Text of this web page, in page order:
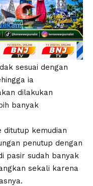
sesuai dengan
ia
dilakukan
banyak
ditutup kemudian
penutup dengan
pasir sudah banyak
sekali karena